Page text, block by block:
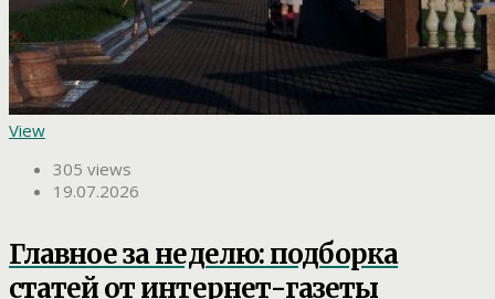
View
305 views
19.07.2026
Главное за неделю: подборка
статей от интернет-газеты